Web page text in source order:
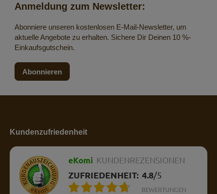
Anmeldung zum Newsletter:
Abonniere unseren kostenlosen E-Mail-Newsletter, um
aktuelle Angebote zu erhalten. Sichere Dir Deinen 10 %-
Einkaufsgutschein.
Abonnieren
Kundenzufriedenheit
eKomi KUNDENREZENSIONEN
ZUFRIEDENHEIT: 4.8/5
BEWERTUNGEN